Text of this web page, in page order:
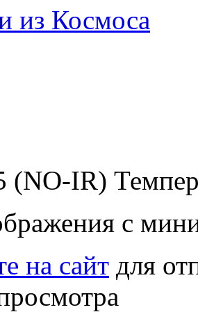
из Космоса
IR)
с
на сайт для